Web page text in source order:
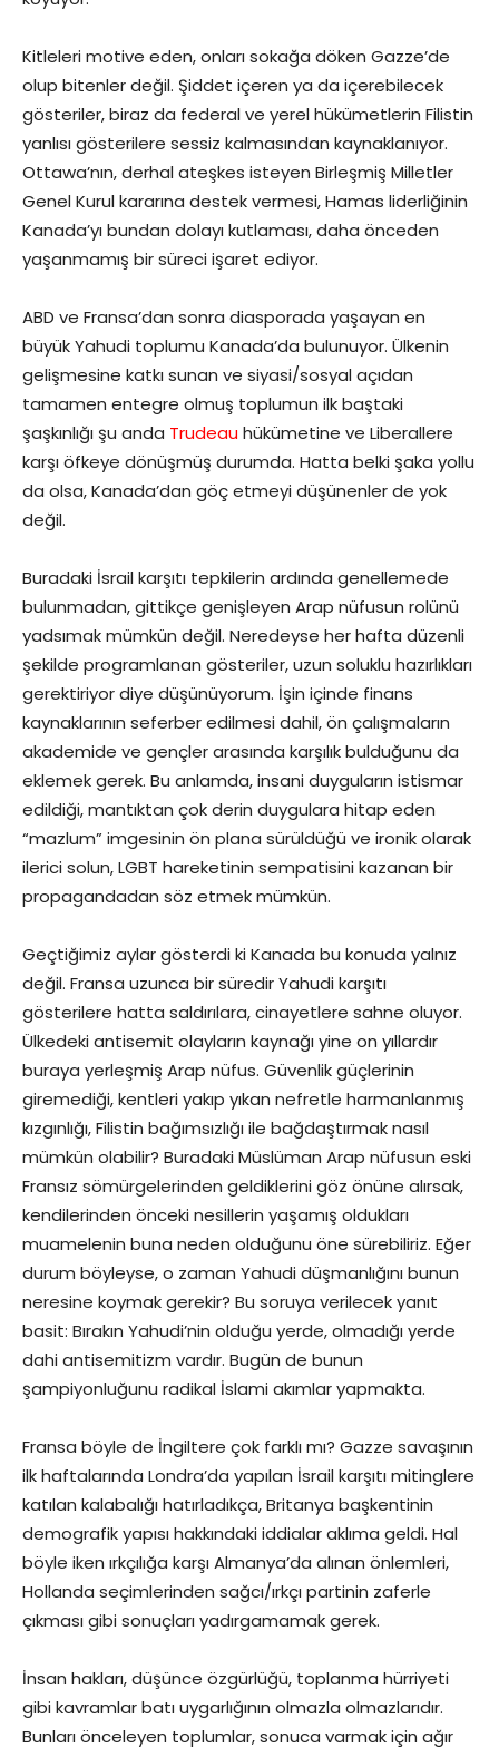
Kitleleri motive eden, onları sokağa döken Gazze’de
olup bitenler değil. Şiddet içeren ya da içerebilecek
gösteriler, biraz da federal ve yerel hükümetlerin Filistin
yanlısı gösterilere sessiz kalmasından kaynaklanıyor.
Ottawa’nın, derhal ateşkes isteyen Birleşmiş Milletler
Genel Kurul kararına destek vermesi, Hamas liderliğinin
Kanada’yı bundan dolayı kutlaması, daha önceden
yaşanmamış bir süreci işaret ediyor.
ABD ve Fransa’dan sonra diasporada yaşayan en
büyük Yahudi toplumu Kanada’da bulunuyor. Ülkenin
gelişmesine katkı sunan ve siyasi/sosyal açıdan
tamamen entegre olmuş toplumun ilk baştaki
şaşkınlığı şu anda Trudeauhükümetine ve Liberallere
karşı öfkeye dönüşmüş durumda. Hatta belki şaka yollu
da olsa, Kanada’dan göç etmeyi düşünenler de yok
değil.
Buradaki İsrail karşıtı tepkilerin ardında genellemede
bulunmadan, gittikçe genişleyen Arap nüfusun rolünü
yadsımak mümkün değil. Neredeyse her hafta düzenli
şekilde programlanan gösteriler, uzun soluklu hazırlıkları
gerektiriyor diye düşünüyorum. İşin içinde finans
kaynaklarının seferber edilmesi dahil, ön çalışmaların
akademide ve gençler arasında karşılık bulduğunu da
eklemek gerek. Bu anlamda, insani duyguların istismar
edildiği, mantıktan çok derin duygulara hitap eden
“mazlum” imgesinin ön plana sürüldüğü ve ironik olarak
ilerici solun, LGBT hareketinin sempatisini kazanan bir
propagandadan söz etmek mümkün.
Geçtiğimiz aylar gösterdi ki Kanada bu konuda yalnız
değil. Fransa uzunca bir süredir Yahudi karşıtı
gösterilere hatta saldırılara, cinayetlere sahne oluyor.
Ülkedeki antisemit olayların kaynağı yine on yıllardır
buraya yerleşmiş Arap nüfus. Güvenlik güçlerinin
giremediği, kentleri yakıp yıkan nefretle harmanlanmış
kızgınlığı, Filistin bağımsızlığı ile bağdaştırmak nasıl
mümkün olabilir? Buradaki Müslüman Arap nüfusun eski
Fransız sömürgelerinden geldiklerini göz önüne alırsak,
kendilerinden önceki nesillerin yaşamış oldukları
muamelenin buna neden olduğunu öne sürebiliriz. Eğer
durum böyleyse, o zaman Yahudi düşmanlığını bunun
neresine koymak gerekir? Bu soruya verilecek yanıt
basit: Bırakın Yahudi’nin olduğu yerde, olmadığı yerde
dahi antisemitizm vardır. Bugün de bunun
şampiyonluğunu radikal İslami akımlar yapmakta.
Fransa böyle de İngiltere çok farklı mı? Gazze savaşının
ilk haftalarında Londra’da yapılan İsrail karşıtı mitinglere
katılan kalabalığı hatırladıkça, Britanya başkentinin
demografik yapısı hakkındaki iddialar aklıma geldi. Hal
böyle iken ırkçılığa karşı Almanya’da alınan önlemleri,
Hollanda seçimlerinden sağcı/ırkçı partinin zaferle
çıkması gibi sonuçları yadırgamamak gerek.
İnsan hakları, düşünce özgürlüğü, toplanma hürriyeti
gibi kavramlar batı uygarlığının olmazla olmazlarıdır.
Bunları önceleyen toplumlar, sonuca varmak için ağır